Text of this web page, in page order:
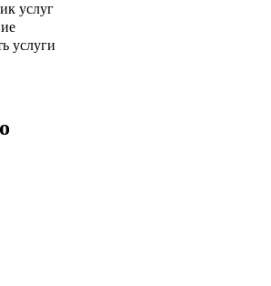
услуг
услуги